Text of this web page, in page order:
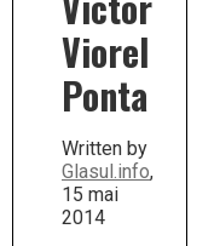
Viorel
Ponta
Written by
Glasul.info,
15 mai
2014